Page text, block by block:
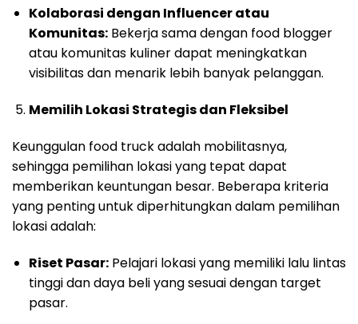
Kolaborasi dengan Influencer atau
Komunitas:Bekerja sama dengan food blogger
atau komunitas kuliner dapat meningkatkan
visibilitas dan menarik lebih banyak pelanggan.
Memilih Lokasi Strategis dan Fleksibel
Keunggulan food truck adalah mobilitasnya,
sehingga pemilihan lokasi yang tepat dapat
memberikan keuntungan besar. Beberapa kriteria
yang penting untuk diperhitungkan dalam pemilihan
lokasi adalah:
Riset Pasar:Pelajari lokasi yang memiliki lalu lintas
tinggi dan daya beli yang sesuai dengan target
pasar.